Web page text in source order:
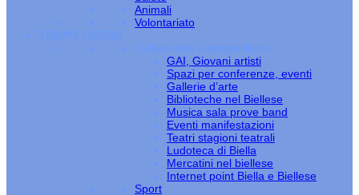
Animali
Volontariato
TEMPO LIBERO
Cultura arte e tempo libero
GAI, Giovani artisti
Spazi per conferenze, eventi
Gallerie d’arte
Biblioteche nel Biellese
Musica sala prove band
Eventi manifestazioni
Teatri stagioni teatrali
Ludoteca di Biella
Mercatini nel biellese
Internet point Biella e Biellese
Sport